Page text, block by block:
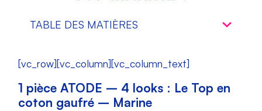
TABLE DES MATIÈRES
[vc_row][vc_column][vc_column_text]
1 pièce ATODE – 4 looks : Le Top en
coton gaufré – Marine